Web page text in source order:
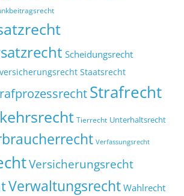
Scheidungsrecht
Staatsrecht
Strafrecht
Tierrecht Unterhaltsrecht
Verfassungsrecht
Versicherungsrecht
Verwaltungsrecht Wahlrecht